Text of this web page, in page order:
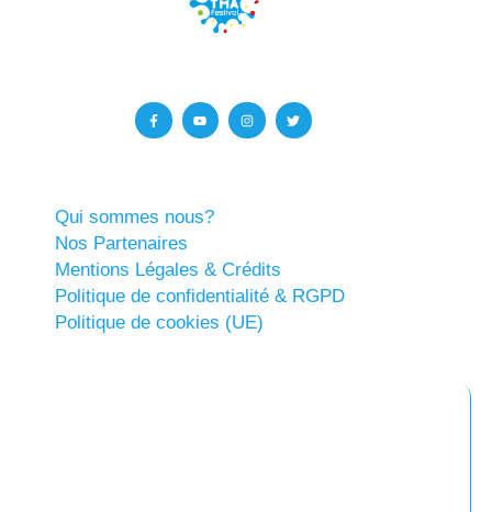
Qui sommes nous?
Nos Partenaires
Mentions Légales & Crédits
Politique de confidentialité & RGPD
Politique de cookies (UE)